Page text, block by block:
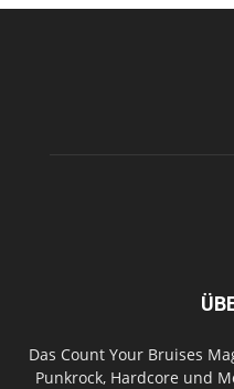
Das Count Your Bruises
Punkrock, Hardcore und